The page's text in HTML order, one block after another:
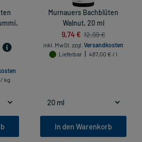
/ kg
Murnauers Bachblüten
Walnut, 20 ml
9,74 € 12,99 €
inkl. MwSt. zzgl. Versandkosten
Lieferbar
487,00 € / l
In den Warenkorb